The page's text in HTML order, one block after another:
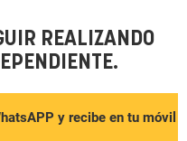
REALIZANDO
y recibe en tu móvil